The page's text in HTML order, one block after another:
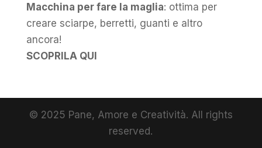
Macchina per fare la maglia: ottima per
creare sciarpe, berretti, guanti e altro
ancora!
SCOPRILA QUI
© 2025 Pane, Amore e Creatività. All rights
reserved.